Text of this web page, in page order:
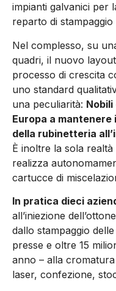
impianti galvanici per
reparto di
Nel complesso, su
quadri, il nuovo
processo di crescita
uno standard
una peculiarità: Nobili
Europa a mantenere
della rubinetteria
È inoltre la sola
realizza
cartucce di
In pratica dieci
all’iniezione
dallo stampaggio
presse e oltre 15
anno – alla
laser, confezione,